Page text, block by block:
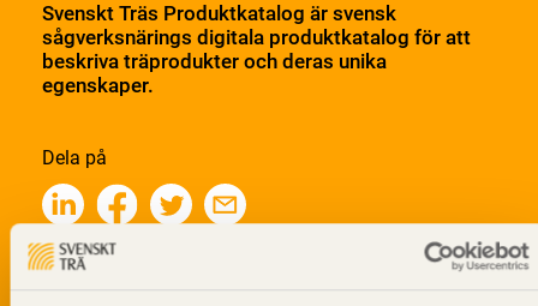
Svenskt Träs Produktkatalog är svensk
sågverksnärings digitala produktkatalog för att
beskriva träprodukter och deras unika
egenskaper.
Dela på